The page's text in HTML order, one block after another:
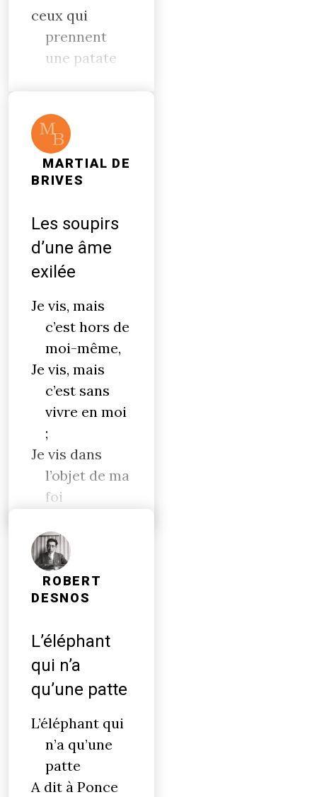
ceux qui
prennent
une patate
MARTIAL DE
BRIVES
Les soupirs
d’une âme
exilée
Je vis, mais
c’est hors de
moi-même,
Je vis, mais
c’est sans
vivre en moi
;
Je vis dans
l’objet de ma
foi
ROBERT
DESNOS
L’éléphant
qui n’a
qu’une patte
L’éléphant qui
n’a qu’une
patte
A dit à Ponce